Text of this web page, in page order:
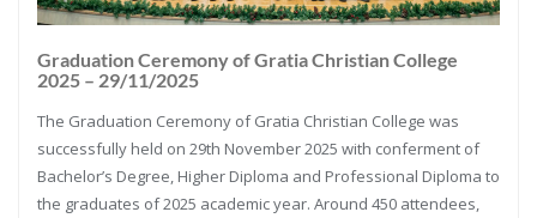
Graduation Ceremony of Gratia Christian College
2025 – 29/11/2025
The Graduation Ceremony of Gratia Christian College was
successfully held on 29th November 2025 with conferment of
Bachelor’s Degree, Higher Diploma and Professional Diploma to
the graduates of 2025 academic year. Around 450 attendees,